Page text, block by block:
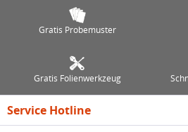
Gratis Probemuster
Gratis Folienwerkzeug
Service Hotline